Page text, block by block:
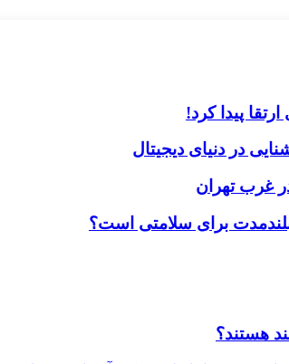
پیدا کرد!
در دنیای دیجیتال
غرب تهران
بلندمدت برای سلامتی است؟
هستند؟